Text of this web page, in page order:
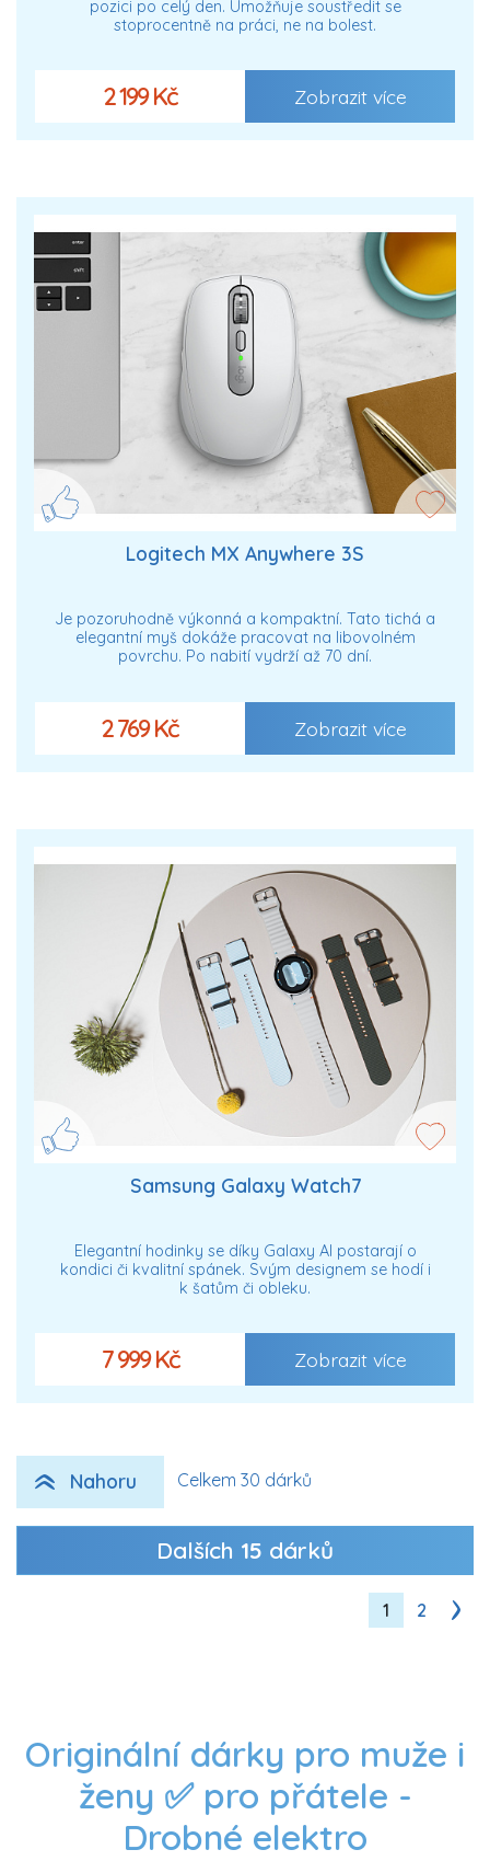
pozici po celý den. Umožňuje soustředit se
stoprocentně na práci, ne na bolest.
2 199 Kč Zobrazit více
Logitech MX Anywhere 3S
Je pozoruhodně výkonná a kompaktní. Tato tichá a
elegantní myš dokáže pracovat na libovolném
povrchu. Po nabití vydrží až 70 dní.
2 769 Kč Zobrazit více
Samsung Galaxy Watch7
Elegantní hodinky se díky Galaxy AI postarají o
kondici či kvalitní spánek. Svým designem se hodí i
k šatům či obleku.
7 999 Kč Zobrazit více
Nahoru Celkem 30 dárků
Dalších 15 dárků
1 2
Originální dárky pro muže i
ženy ✅ pro přátele -
Drobné elektro